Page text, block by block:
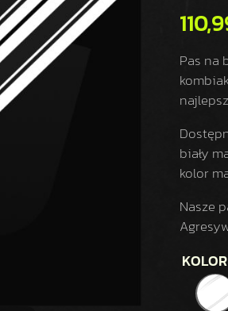
Pas na
biały
kolor
Nasze
KOLOR